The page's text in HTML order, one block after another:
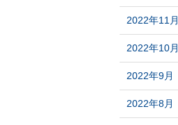
2022年11月
2022年10月
2022年9月
2022年8月